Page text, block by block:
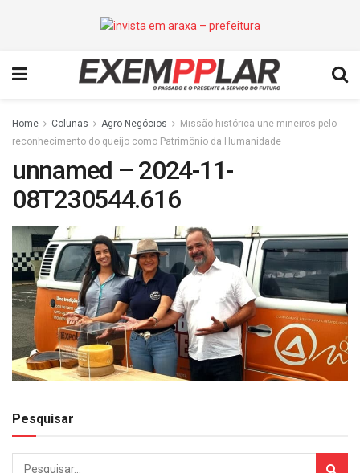
Home Colunas Agro Negócios
Missão histórica une mineiros pelo
reconhecimento do queijo como Patrimônio da Humanidade
unnamed – 2024-11-
08T230544.616
Pesquisar